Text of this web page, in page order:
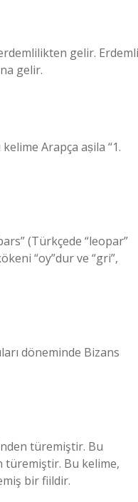
gelir. Erdemli
gelir.
(Türkçede “leopar”
“oy”dur ve “gri”,
döneminde Bizans
türemiştir. Bu
türemiştir. Bu kelime,
bir fiildir.